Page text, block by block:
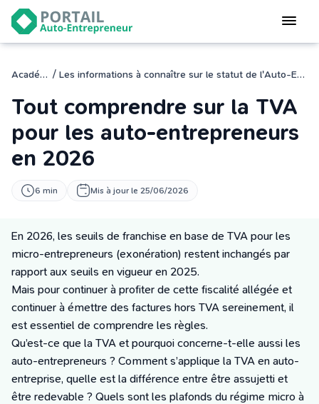
Devenir
auto-entrepreneur
logiciel de facturation
Modifier
mon auto-entreprise
Cesser
mon activité
Statut auto-entrepreneur
Programmes de Formation
L’académie
Tarifs
Blog
Académie / Les informations à connaître sur le statut de l'Auto-Entreprise
Tout comprendre sur la TVA
pour les auto-entrepreneurs
en 2026
6 min Mis à jour le 25/06/2026
En 2026, les seuils de franchise en base de TVA pour les
micro-entrepreneurs (exonération) restent inchangés par
rapport aux seuils en vigueur en 2025.
Mais pour continuer à profiter de cette fiscalité allégée et
continuer à émettre des factures hors TVA sereinement, il
est essentiel de comprendre les règles.
Qu’est-ce que la TVA et pourquoi concerne-t-elle aussi les
auto-entrepreneurs ? Comment s’applique la TVA en auto-
entreprise, quelle est la différence entre être assujetti et
être redevable ? Quels sont les plafonds du régime micro à